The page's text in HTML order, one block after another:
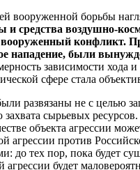
вооруженной борьбы
и средства воздушно-
конфликт.
нападение, были
зависимости хода
сфере стала
развязаны не с целью
захвата сырьевых
объекта агрессии
агрессии против
до тех пор, пока будет
агрессии будет